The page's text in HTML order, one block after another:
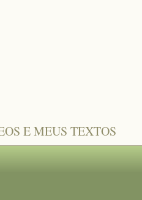
E MEUS TEXTOS